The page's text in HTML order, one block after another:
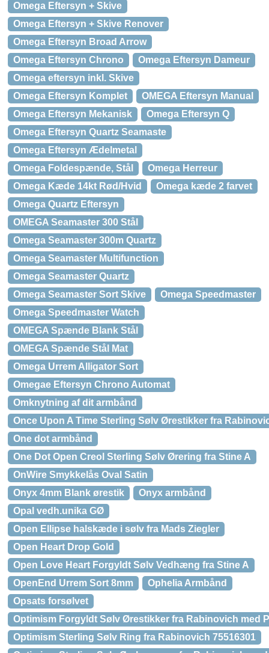
Omega Eftersyn + Skive
Omega Eftersyn + Skive Renover
Omega Eftersyn Broad Arrow
Omega Eftersyn Chrono
Omega Eftersyn Dameur
Omega eftersyn inkl. Skive
Omega Eftersyn Komplet
OMEGA Eftersyn Manual
Omega Eftersyn Mekanisk
Omega Eftersyn Q
Omega Eftersyn Quartz Seamaste
Omega Eftersyn Ædelmetal
Omega Foldespænde, Stål
Omega Herreur
Omega Kæde 14kt Rød/Hvid
Omega kæde 2 farvet
Omega Quartz Eftersyn
OMEGA Seamaster 300 Stål
Omega Seamaster 300m Quartz
Omega Seamaster Multifunction
Omega Seamaster Quartz
Omega Seamaster Sort Skive
Omega Speedmaster
Omega Speedmaster Watch
OMEGA Spænde Blank Stål
OMEGA Spænde Stål Mat
Omega Urrem Alligator Sort
Omegae Eftersyn Chrono Automat
Omknytning af dit armbånd
Once Upon A Time Sterling Sølv Ørestikker fra
One dot armbånd
One Dot Open Creol Sterling Sølv Ørering fra Stine A
OnWire Smykkelås Oval Satin
Onyx 4mm Blank ørestik
Onyx armbånd
Opal vedh.unika GØ
Open Ellipse halskæde i sølv fra Mads Ziegler
Open Heart Drop Gold
Open Love Heart Forgyldt Sølv Vedhæng fra Stine A
OpenEnd Urrem Sort 8mm
Ophelia Armbånd
Opsats forsølvet
Optimism Forgyldt Sølv Ørestikker fra Rabinovich med
Optimism Sterling Sølv Ring fra Rabinovich 75516301